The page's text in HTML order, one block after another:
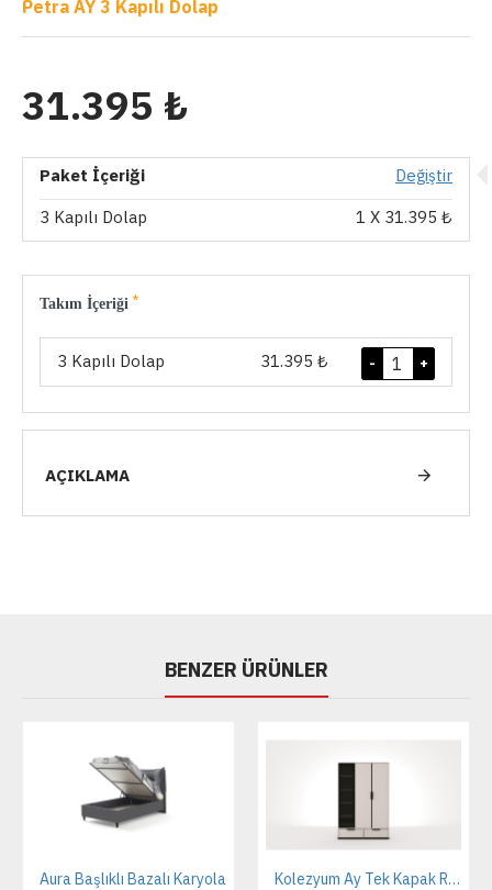
Petra AY 3 Kapılı Dolap
31.395 ₺
Paket İçeriği
Değiştir
3 Kapılı Dolap
1 X 31.395 ₺
Takım İçeriği
3 Kapılı Dolap 31.395 ₺ +
-
AÇIKLAMA
BENZER ÜRÜNLER
Aura Başlıklı Bazalı Karyola Kolezyum Ay Tek Kapak Reflekte Dolap